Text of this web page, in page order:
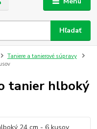
Hľadať
Taniere a tanierové súpravy
tanier hlboký